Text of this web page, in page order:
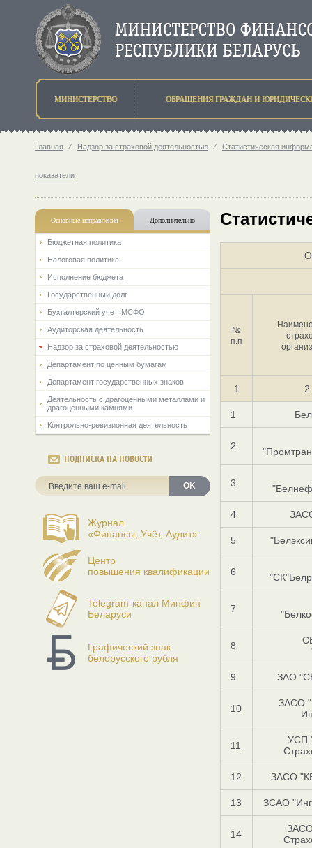
МИНИСТЕРСТВО ОБРАЩЕНИЯ ГРАЖДАН И
Главная ⁄ Надзор за страховой деятельностью ⁄ Статистическая
показатели
Основные направления Дополнительно
Бюджетная политика
Налоговая политика
Исполнение бюджета
Государственный долг
Бухгалтерский учет. МСФО
Аудиторская деятельность
Надзор за страховой деятельностью
Департамент по ценным бумагам
Департамент государственных знаков
Деятельность с драгоценными металлами и
драгоценными камнями
Контрольно-ревизионная деятельность
ПОДПИСКА НА НОВОСТИ
OK
Журнал
«Финансы, Учёт, Аудит»
Центр
повышения квалификации
Telegram-канал Минфин
Беларуси
Графический знак
белорусского рубля
№
п.п
1 2
1
2
3
4
5
6
7
8
9 ЗАО
10
ЗАСО
11
УСП
12 ЗАСО
13 ЗСАО
14